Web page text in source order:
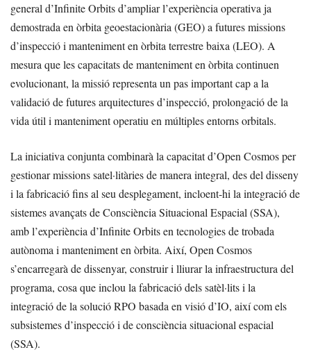
general d’Infinite Orbits d’ampliar l’experiència operativa ja
demostrada en òrbita geoestacionària (GEO) a futures missions
d’inspecció i manteniment en òrbita terrestre baixa (LEO). A
mesura que les capacitats de manteniment en òrbita continuen
evolucionant, la missió representa un pas important cap a la
validació de futures arquitectures d’inspecció, prolongació de la
vida útil i manteniment operatiu en múltiples entorns orbitals.
La iniciativa conjunta combinarà la capacitat d’Open Cosmos per
gestionar missions satel·litàries de manera integral, des del disseny
i la fabricació fins al seu desplegament, incloent-hi la integració de
sistemes avançats de Consciència Situacional Espacial (SSA),
amb l’experiència d’Infinite Orbits en tecnologies de trobada
autònoma i manteniment en òrbita. Així, Open Cosmos
s’encarregarà de dissenyar, construir i lliurar la infraestructura del
programa, cosa que inclou la fabricació dels satèl·lits i la
integració de la solució RPO basada en visió d’IO, així com els
subsistemes d’inspecció i de consciència situacional espacial
(SSA).